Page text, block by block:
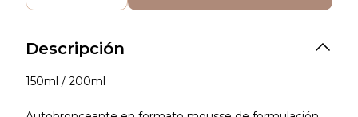
Descripción
150ml / 200ml